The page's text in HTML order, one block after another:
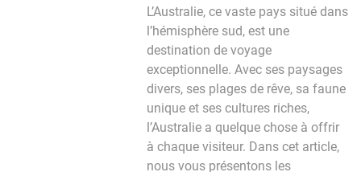
L’Australie, ce vaste pays situé dans
l’hémisphère sud, est une
destination de voyage
exceptionnelle. Avec ses paysages
divers, ses plages de rêve, sa faune
unique et ses cultures riches,
l’Australie a quelque chose à offrir
à chaque visiteur. Dans cet article,
nous vous présentons les